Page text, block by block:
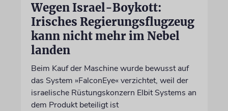
Wegen Israel-Boykott:
Irisches Regierungsflugzeug
kann nicht mehr im Nebel
landen
Beim Kauf der Maschine wurde bewusst auf
das System »FalconEye« verzichtet, weil der
israelische Rüstungskonzern Elbit Systems an
dem Produkt beteiligt ist